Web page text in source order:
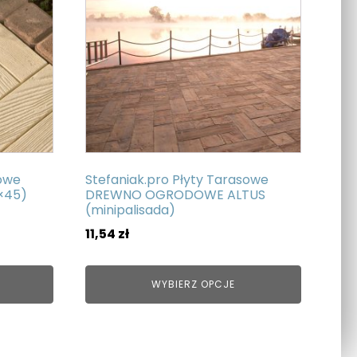
Stefaniak.pro Płyty Tarasowe
DREWNO OGRODOWE ALTUS
(minipalisada)
11,54 zł
WYBIERZ OPCJE
wariantów.
Opcje
można
wybrać
na
stronie
produktu